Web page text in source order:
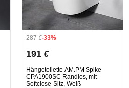
287€-33%
191 €
Hängetoilette AM.PM Spike
CPA1900SC Randlos, mit
Softclose-Sitz, Weiß